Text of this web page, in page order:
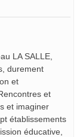
LA SALLE,
durement
et
et
et imaginer
établissements
éducative,